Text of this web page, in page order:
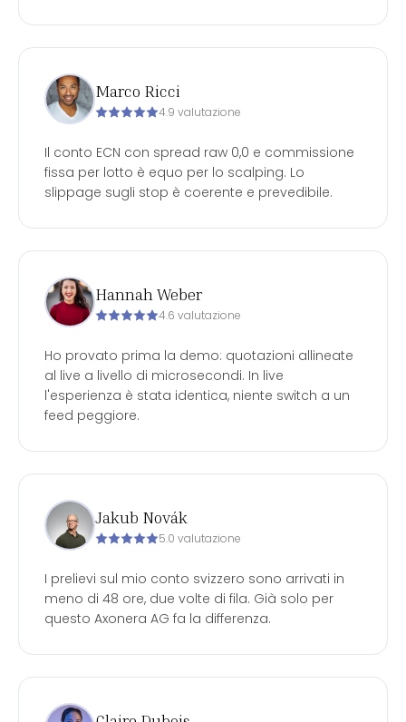
Marco Ricci
4.9 valutazione
Il conto ECN con spread raw 0,0 e commissione
fissa per lotto è equo per lo scalping. Lo
slippage sugli stop è coerente e prevedibile.
Hannah Weber
4.6 valutazione
Ho provato prima la demo: quotazioni allineate
al live a livello di microsecondi. In live
l'esperienza è stata identica, niente switch a un
feed peggiore.
Jakub Novák
5.0 valutazione
I prelievi sul mio conto svizzero sono arrivati in
meno di 48 ore, due volte di fila. Già solo per
questo Axonera AG fa la differenza.